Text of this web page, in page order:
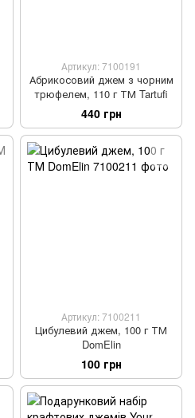
Артикул: 7100191
Абрикосовий джем з чорним
трюфелем, 110 г ТМ Tartufi
440 грн
Артикул: 7100211
Цибулевий джем, 100 г ТМ
DomElin
100 грн